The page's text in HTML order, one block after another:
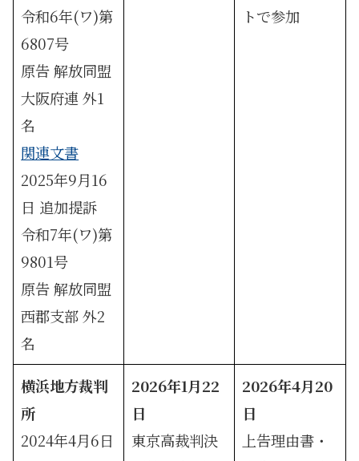
令和6年(ワ)第
6807号
原告 解放同盟
大阪府連 外1
名
関連文書
2025年9月16
日 追加提訴
令和7年(ワ)第
9801号
原告 解放同盟
西郡支部 外2
名
トで参加
横浜地方裁判
所
2024年4月6日
2026年1月22
日
東京高裁判決
2026年4月20
日
上告理由書・